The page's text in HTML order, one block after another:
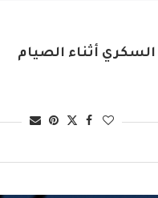
أثناء الصيام